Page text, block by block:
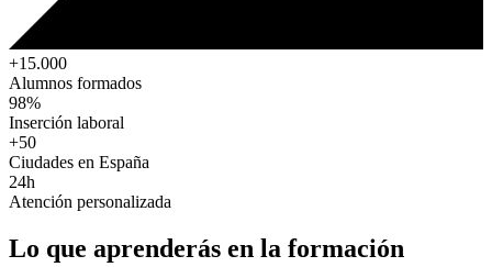
+15.000
Alumnos formados
98%
Inserción laboral
+50
Ciudades en España
24h
Atención personalizada
Lo que aprenderás en la formación